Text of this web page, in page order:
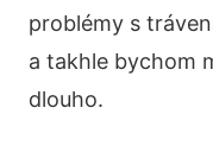
problémy s
a takhle bychom
dlouho.